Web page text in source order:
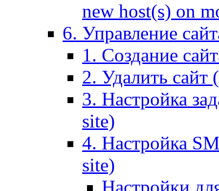
new host(s) on
6. Управление
1. Создание
2. Удалить сайт
3. Настройка
site)
4. Настройка
site)